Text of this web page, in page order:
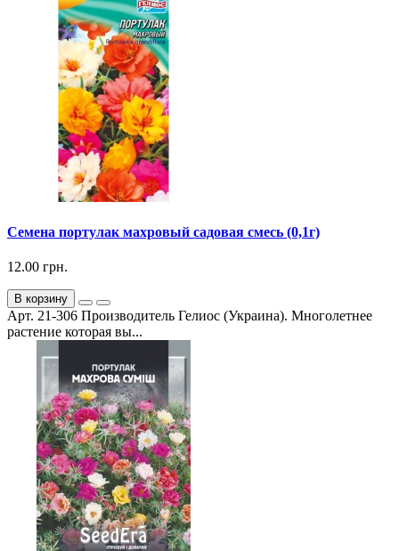
Семена портулак махровый садовая смесь (0,1г)
12.00 грн.
В корзину
Арт. 21-306 Производитель Гелиос (Украина). Многолетнее
растение которая вы...